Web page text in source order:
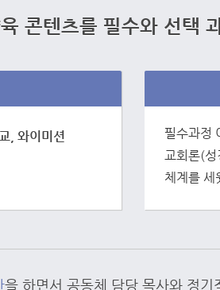
콘텐츠를 필수와 선택
, 와이미션
필수과정
교회론(성
체계를 세
을 하면서 공동체 담당 목사와 정기